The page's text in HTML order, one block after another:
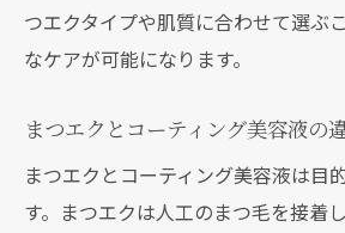
つエクタイプや肌質に合わせて選ぶ
なケアが可能になります。
まつエクとコーティング美容液の
まつエクとコーティング美容液は目
す。まつエクは人工のまつ毛を接着